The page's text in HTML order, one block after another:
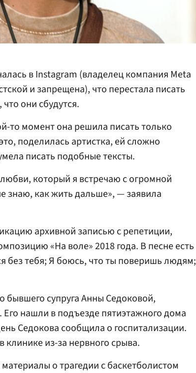
в Instagram (владелец компания Meta
и запрещена), что перестала писать
они сбудутся.
то момент она решила писать только
поделилась артистка, ей сложно
писать подобные тексты.
который я встречаю с огромной
знаю, как жить дальше», — заявила
архивной записью с репетиции,
«На воле» 2018 года. В песне есть
без тебя; Я боюсь, что ты поверишь людям;
бывшего супруга Анны Седоковой,
нашли в подъезде пятиэтажного дома
Седокова сообщила о госпитализации.
клинике из-за нервного срыва.
материалы о трагедии с баскетболистом